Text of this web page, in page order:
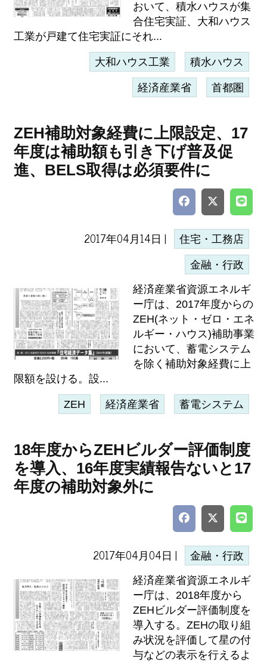
おいて、積水ハウスが集
合住宅実証、大和ハウス
工業が戸建て住宅実証にそれ...
大和ハウス工業 積水ハウス
経済産業省 首都圏
ZEH補助対象経費に上限設定、17
年度は補助額も引き下げ普及促
進、BELS取得は必須要件に
2017年04月14日 | 住宅・工務店
金融・行政
経済産業省資源エネルギ
ー庁は、2017年度からの
ZEH(ネット・ゼロ・エネ
ルギー・ハウス)補助事業
において、蓄電システム
を除く補助対象経費に上
限額を設ける。設...
ZEH 経済産業省 蓄電システム
18年度からZEHビルダー評価制度
を導入、16年度実績報告ないと17
年度の補助対象外に
2017年04月04日 | 金融・行政
経済産業省資源エネルギ
ー庁は、2018年度から
ZEHビルダー評価制度を
導入する。ZEHの取り組
み状況を評価して星の付
与などの表示を行えるよ